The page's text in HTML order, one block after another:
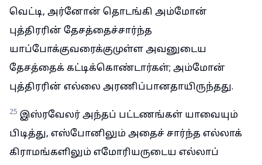
வெட்டி, அர்னோன் தொடங்கி அம்மோன்
புத்திரரின் தேசத்தைச்சார்ந்த
யாப்போக்குவரைக்குமுள்ள அவனுடைய
தேசத்தைக் கட்டிக்கொண்டார்கள்; அம்மோன்
புத்திரரின் எல்லை அரணிப்பானதாயிருந்தது.
25 இஸ்ரவேலர் அந்தப் பட்டணங்கள் யாவையும்
பிடித்து, எஸ்போனிலும் அதைச் சார்ந்த எல்லாக்
கிராமங்களிலும் எமோரியருடைய எல்லாப்